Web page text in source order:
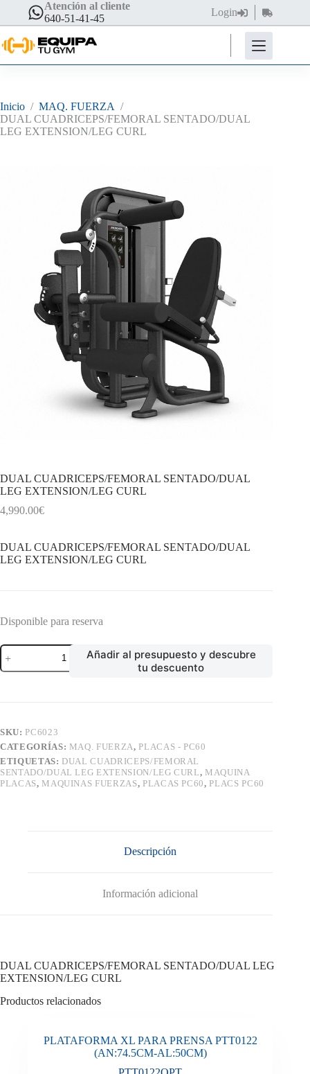
contenido
Atención al cliente
640-51-41-45
Login
Carro
de
compra
Inicio / MAQ. FUERZA /
DUAL CUADRICEPS/FEMORAL SENTADO/DUAL
LEG EXTENSION/LEG CURL
DUAL CUADRICEPS/FEMORAL SENTADO/DUAL
LEG EXTENSION/LEG CURL
4,990.00€
DUAL CUADRICEPS/FEMORAL SENTADO/DUAL
LEG EXTENSION/LEG CURL
Disponible para reserva
DUAL
CUADRICEPS/FEMORAL
SENTADO/DUAL
Añadir al presupuesto y descubre
tu descuento
SKU: PC6023
CATEGORÍAS: MAQ. FUERZA, PLACAS - PC60
ETIQUETAS: DUAL CUADRICEPS/FEMORAL
SENTADO/DUAL LEG EXTENSION/LEG CURL, MAQUINA
PLACAS, MAQUINAS FUERZAS, PLACAS PC60, PLACS PC60
Descripción
Información adicional
DUAL CUADRICEPS/FEMORAL SENTADO/DUAL LEG
EXTENSION/LEG CURL
Productos relacionados
PLATAFORMA XL PARA PRENSA PTT0122
(AN:74.5CM-AL:50CM)